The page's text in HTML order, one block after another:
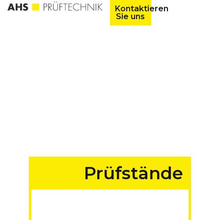
Kontaktieren
Sie uns
Prüfstände